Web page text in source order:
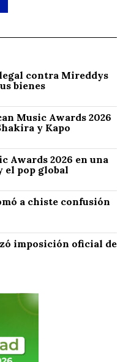
contra Mireddys
bienes
Music Awards 2026
y Kapo
Awards 2026 en una
el pop global
a chiste confusión
imposición oficial de